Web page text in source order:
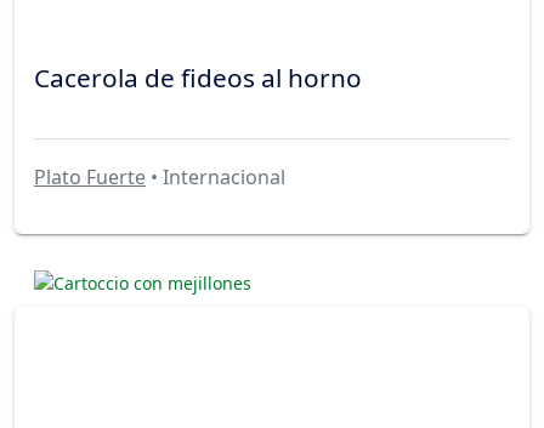
Cacerola de fideos al horno
Plato Fuerte • Internacional